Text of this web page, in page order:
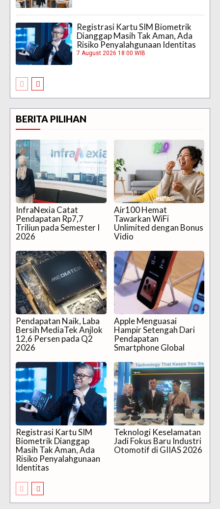
Registrasi Kartu SIM Biometrik
Dianggap Masih Tak Aman, Ada
Risiko Penyalahgunaan Identitas
7 August 2026 18:00 WIB
BERITA PILIHAN
InfraNexia Catat
Pendapatan Rp7,7
Triliun pada Semester I
2026
Air100 Hemat
Tawarkan WiFi
Unlimited dengan Bonus
Vidio
Pendapatan Naik, Laba
Bersih MediaTek Anjlok
12,6 Persen pada Q2
2026
Apple Menguasai
Hampir Setengah Dari
Pendapatan
Smartphone Global
Registrasi Kartu SIM
Biometrik Dianggap
Masih Tak Aman, Ada
Risiko Penyalahgunaan
Identitas
Teknologi Keselamatan
Jadi Fokus Baru Industri
Otomotif di GIIAS 2026